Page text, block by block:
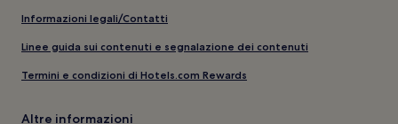
Informazioni legali/Contatti
Linee guida sui contenuti e segnalazione dei contenuti
Termini e condizioni di Hotels.com Rewards
Altre informazioni